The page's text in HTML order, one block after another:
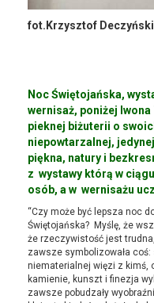
fot.Krzysztof Deczyński
Noc Świętojańska,
wernisaż, poniżej
pieknej biżuterii o
niepowtarzalnej,
piękna, natury i
z wystawy którą w
osób, a w wernisażu
“Czy może być lepsza noc
Świętojańska? Myślę, że
że rzeczywistość jest
zawsze symbolizowała
niematerialnej więzi z kimś,
kamienie, kunszt i finezja
zawsze pobudzały